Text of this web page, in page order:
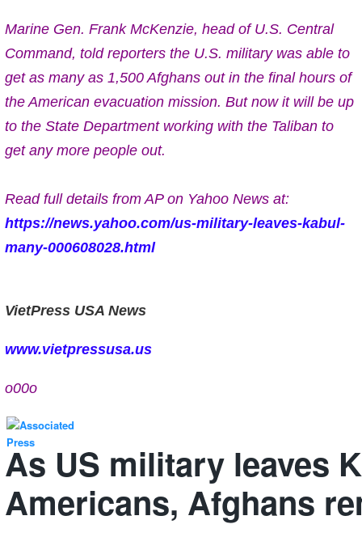
Marine Gen. Frank McKenzie, head of U.S. Central
Command, told reporters the U.S. military was able to
get as many as 1,500 Afghans out in the final hours of
the American evacuation mission. But now it will be up
to the State Department working with the Taliban to
get any more people out.
Read full details from AP on Yahoo News at:
https://news.yahoo.com/us-military-leaves-kabul-
many-000608028.html
VietPress USA News
www.vietpressusa.us
o00o
As US military leaves
Americans, Afghans